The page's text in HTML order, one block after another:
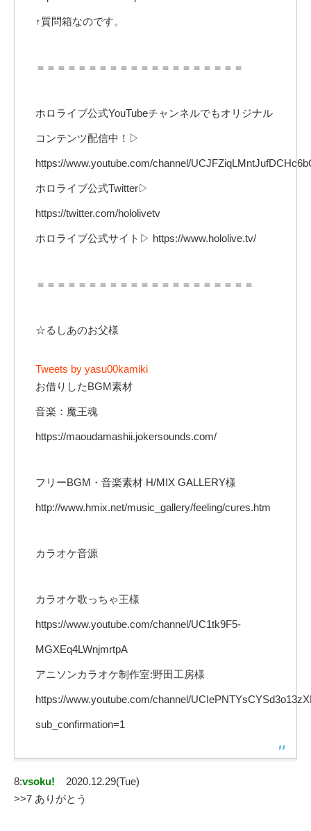
↑質問箱なのです。
＝＝＝＝＝＝＝＝＝＝＝＝＝＝＝＝＝＝＝＝
ホロライブ公式YouTubeチャンネルでもオリジナル
コンテンツ配信中！▷
https://www.youtube.com/channel/
ホロライブ公式Twitter▷
https://twitter.com/hololivetv
ホロライブ公式サイト▷ https://www.hololive.tv/
＝＝＝＝＝＝＝＝＝＝＝＝＝＝＝＝＝＝＝＝＝
☆るしあのお父様
Tweets by yasu00kamiki
お借りしたBGM素材
音楽：魔王魂
https://maoudamashii.jokersounds.com/
フリーBGM・音楽素材 H/MIX GALLERY様
http://www.hmix.net/music_gallery/feeling/cures.htm
カラオケ音源
カラオケ歌っちゃ王様
https://www.youtube.com/channel/UC1tk9F5-
MGXEq4LWnjmrtpA
アニソンカラオケ制作室:野田工房様
https://www.youtube.com/channel/
sub_confirmation=1
8:vsoku!
2020.12.29(Tue)
>>7 ありがとう